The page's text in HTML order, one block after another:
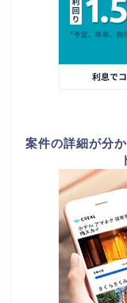
案件の詳細が分